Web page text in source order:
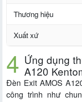
Thương hiệu
Xuất xứ
Ứng dụng
A120
Đèn Exit AMOS
công trình như